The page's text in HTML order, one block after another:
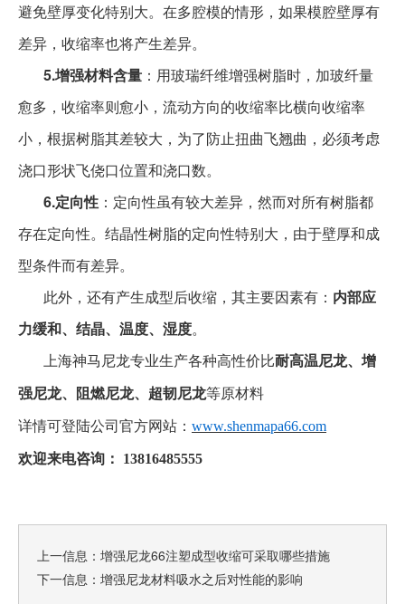
避免壁厚变化特别大。在多腔模的情形，如果模腔壁厚有
差异，收缩率也将产生差异。
5.增强材料含量 ：用玻瑞纤维增强树脂时，加玻纤量
愈多，收缩率则愈小，流动方向的收缩率比横向收缩率
小，根据树脂其差较大，为了防止扭曲飞翘曲，必须考虑
浇口形状飞侥口位置和浇口数。
6.定向性 ：定向性虽有较大差异，然而对所有树脂都
存在定向性。结晶性树脂的定向性特别大，由于壁厚和成
型条件而有差异。
此外，还有产生成型后收缩，其主要因素有： 内部应
力缓和、结晶、温度、湿度。
上海神马尼龙专业生产各种高性价比耐高温尼龙、增
强尼龙、阻燃尼龙、超韧尼龙等原材料
详情可登陆公司官方网站： www.shenmapa66.com
欢迎来电咨询： 13816485555
上一信息： 增强尼龙66注塑成型收缩可采取哪些措施
下一信息： 增强尼龙材料吸水之后对性能的影响